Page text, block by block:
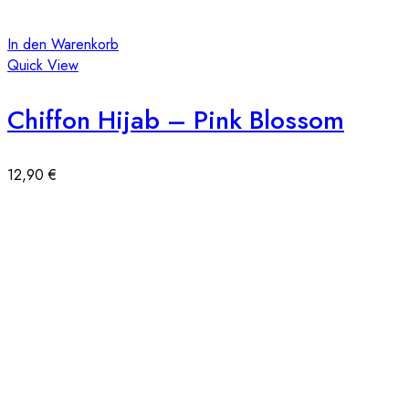
In den Warenkorb
Quick View
Chiffon Hijab – Pink Blossom
12,90€